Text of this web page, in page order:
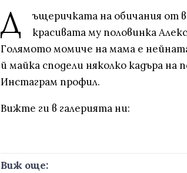
Д
ъщеричката на обичания от
красивата му половинка
Голямото момиче на мама е
й майка сподели няколко кадъра на
Инстаграм профил.
Вижте ги в галерията ни:
Виж още: